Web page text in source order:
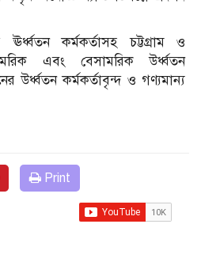
ঊর্ধ্বতন কর্মকর্তাসহ চট্টগ্রাম ও
এবং বেসামরিক উর্ধ্বতন
উর্ধ্বতন কর্মকর্তাবৃন্দ ও গণ্যমান্য
Print